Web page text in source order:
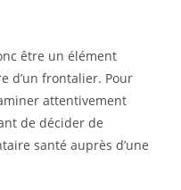
être un élément
d’un frontalier. Pour
attentivement
de décider de
santé auprès d’une